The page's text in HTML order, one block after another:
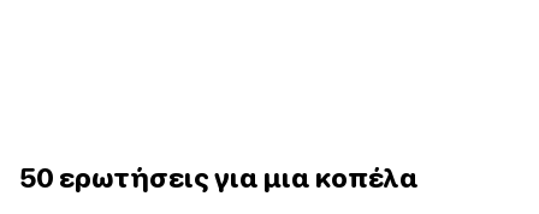
50 ερωτήσεις για μια κοπέλα